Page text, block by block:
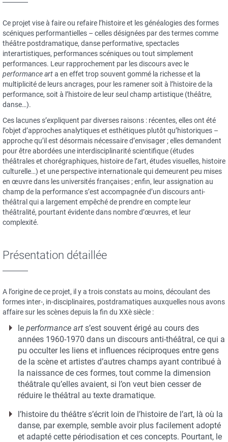
Ce projet vise à faire ou refaire l’histoire et les généalogies des formes
scéniques performantielles – celles désignées par des termes comme
théâtre postdramatique, danse performative, spectacles
interartistiques, performances scéniques ou tout simplement
performances. Leur rapprochement par les discours avec le
performance arta en effet trop souvent gommé la richesse et la
multiplicité de leurs ancrages, pour les ramener soit à l’histoire de la
performance, soit à l’histoire de leur seul champ artistique (théâtre,
danse…).
Ces lacunes s’expliquent par diverses raisons : récentes, elles ont été
l’objet d’approches analytiques et esthétiques plutôt qu’historiques –
approche qu’il est désormais nécessaire d’envisager ; elles demandent
pour être abordées une interdisciplinarité scientifique (études
théâtrales et chorégraphiques, histoire de l’art, études visuelles, histoire
culturelle…) et une perspective internationale qui demeurent peu mises
en œuvre dans les universités françaises ; enfin, leur assignation au
champ de la performance s’est accompagnée d’un discours anti-
théâtral qui a largement empêché de prendre en compte leur
théâtralité, pourtant évidente dans nombre d’œuvres, et leur
complexité.
Présentation détaillée
A l’origine de ce projet, il y a trois constats au moins, découlant des
formes inter-, in-disciplinaires, postdramatiques auxquelles nous avons
affaire sur les scènes depuis la fin du XXè siècle :
le performance art s’est souvent érigé au cours des
années 1960-1970 dans un discours anti-théâtral, ce qui a
pu occulter les liens et influences réciproques entre gens
de la scène et artistes d’autres champs ayant contribué à
la naissance de ces formes, tout comme la dimension
théâtrale qu’elles avaient, si l’on veut bien cesser de
réduire le théâtral au texte dramatique.
l’histoire du théâtre s’écrit loin de l’histoire de l’art, là où la
danse, par exemple, semble avoir plus facilement adopté
et adapté cette périodisation et ces concepts. Pourtant, le